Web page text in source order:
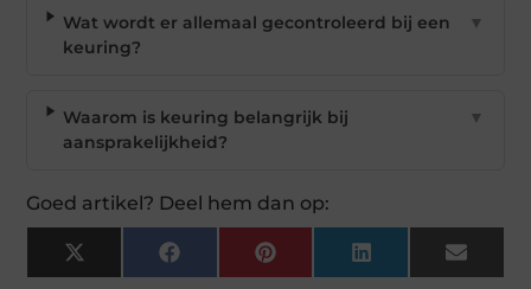
Wat wordt er allemaal gecontroleerd bij een
keuring?
▼
Waarom is keuring belangrijk bij
aansprakelijkheid?
▼
Goed artikel? Deel hem dan op:
X
(Twitter)
Facebook Pinterest LinkedIn Email